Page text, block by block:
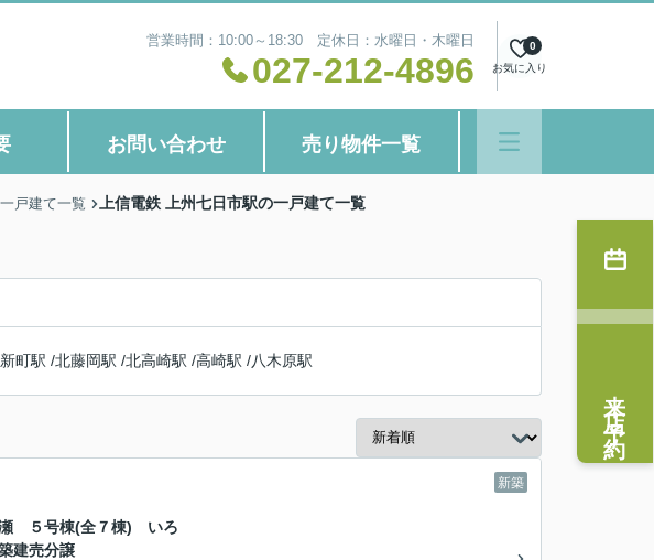
営業時間：10:00～18:30 定休日：水曜日・木曜日
027-212-4896 お気に入り
0
お問い合わせ 売り物件一覧
戸建て一覧 上信電鉄 上州七日市駅の一戸建て一覧
新町駅 /北藤岡駅 /北高崎駅 /高崎駅 /八木原駅
新築
瀬 ５号棟(全７棟) いろ
建売分譲
来店予約